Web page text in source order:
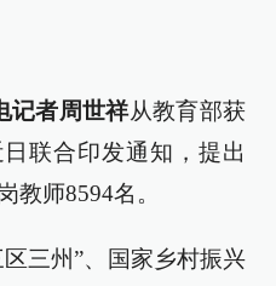
记者周世祥从教育部获
联合印发通知，提出
教师8594名。
三州”、国家乡村振兴